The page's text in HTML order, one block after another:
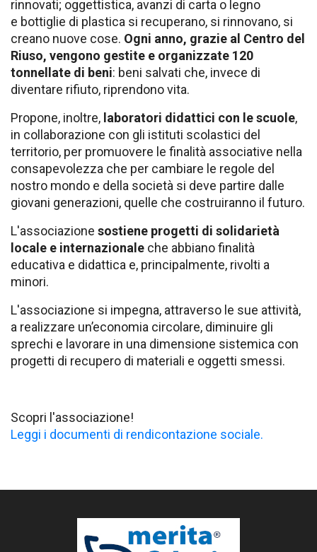
rinnovati; oggettistica, avanzi di carta o legno
e bottiglie di plastica si recuperano, si rinnovano, si
creano nuove cose. Ogni anno, grazie al Centro del
Riuso, vengono gestite e organizzate 120
tonnellate di beni: beni salvati che, invece di
diventare rifiuto, riprendono vita.
Propone, inoltre, laboratori didattici con le scuole,
in collaborazione con gli istituti scolastici del
territorio, per promuovere le finalità associative nella
consapevolezza che per cambiare le regole del
nostro mondo e della società si deve partire dalle
giovani generazioni, quelle che costruiranno il futuro.
L'associazione sostiene progetti di solidarietà
locale e internazionale che abbiano finalità
educativa e didattica e, principalmente, rivolti a
minori.
L'associazione si impegna, attraverso le sue attività,
a realizzare un’economia circolare, diminuire gli
sprechi e lavorare in una dimensione sistemica con
progetti di recupero di materiali e oggetti smessi.
Scopri l'associazione!
Leggi i documenti di rendicontazione sociale.